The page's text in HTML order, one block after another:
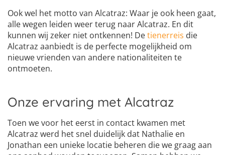
Ook wel het motto van Alcatraz: Waar je ook heen gaat,
alle wegen leiden weer terug naar Alcatraz. En dit
kunnen wij zeker niet ontkennen! Detienerreis die
Alcatraz aanbiedt is de perfecte mogelijkheid om
nieuwe vrienden van andere nationaliteiten te
ontmoeten.
Onze ervaring met Alcatraz
Toen we voor het eerst in contact kwamen met
Alcatraz werd het snel duidelijk dat Nathalie en
Jonathan een unieke locatie beheren die we graag aan